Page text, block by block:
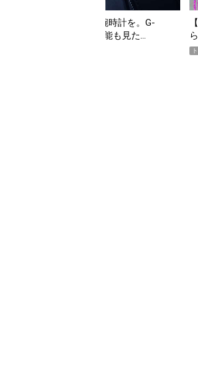
編集部員が選んだ「指名買い」】2026年7月掲
イチオシアイテムをピックアップ！